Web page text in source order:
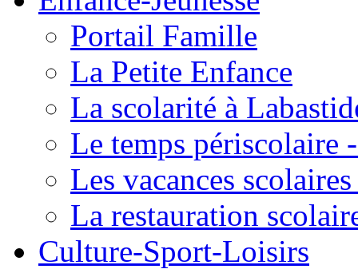
Portail Famille
La Petite Enfance
La scolarité à
Le temps périscolaire
Les vacances
La restauration
Culture-Sport-Loisirs